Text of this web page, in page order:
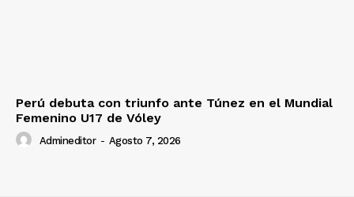
Perú debuta con triunfo ante Túnez en el Mundial
Femenino U17 de Vóley
Admineditor - Agosto 7, 2026